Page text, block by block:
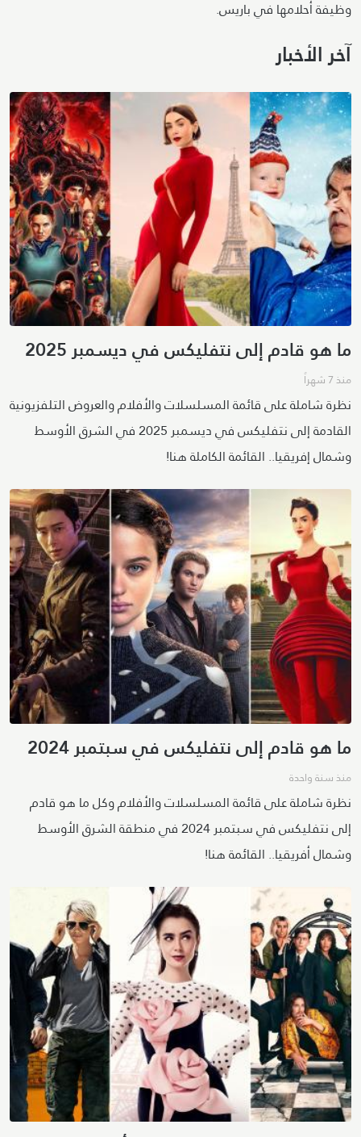
وظيفة أحلامها في باريس.
آخر الأخبار
ما هو قادم إلى نتفليكس في ديسمبر 2025
منذ 7 شهراً
نظرة شاملة على قائمة المسلسلات والأفلام والعروض التلفزيونية
القادمة إلى نتفليكس في ديسمبر 2025 في الشرق الأوسط
وشمال إفريقيا.. القائمة الكاملة هنا!
ما هو قادم إلى نتفليكس في سبتمبر 2024
منذ سنة واحدة
نظرة شاملة على قائمة المسلسلات والأفلام وكل ما هو قادم
إلى نتفليكس في سبتمبر 2024 في منطقة الشرق الأوسط
وشمال أفريقيا.. القائمة هنا!